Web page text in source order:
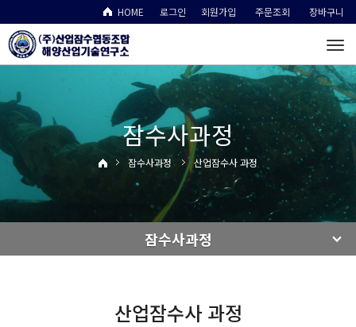
HOME 로그인 회원가입 주문조회 장바구니
잠수사과정
잠수사과정 산업잠수사 과정
잠수사과정
산업잠수사 과정